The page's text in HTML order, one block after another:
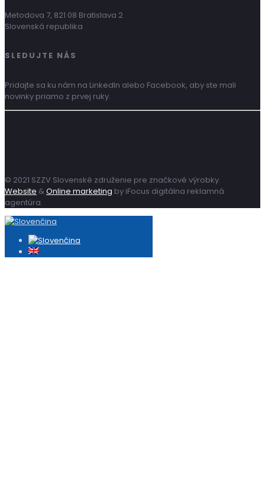
Metodova 7, 821 08 Bratislava 2
Slovenská republika
SLEDUJTE NÁS
Pridajte sa ku nám na LinkedIn alebo Facebook, aby ste mali
novinky priamo z prvej ruky.
© 2021 SZZV Slovenské združenie pre značkové výrobky.
Website &Online marketing by iFocus digitálna reklamná
agentúra.